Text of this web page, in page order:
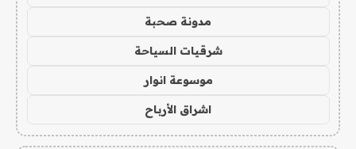
مدونة صحبة
شرقيات السياحة
موسوعة انوار
اشراق الأرباح